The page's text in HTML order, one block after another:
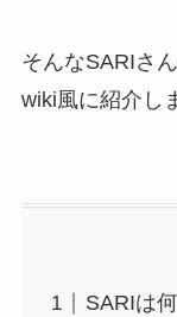
そんなSARIさ
wiki風に紹介し
SARIは